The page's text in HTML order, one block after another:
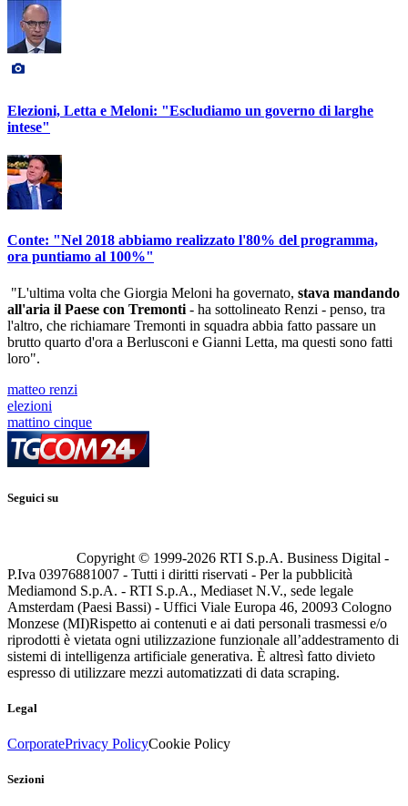
Elezioni, Letta e Meloni: "Escludiamo un governo di larghe
intese"
Conte: "Nel 2018 abbiamo realizzato l'80% del programma,
ora puntiamo al 100%"
"L'ultima volta che Giorgia Meloni ha governato, stava mandando
all'aria il Paese con Tremonti - ha sottolineato Renzi - penso, tra
l'altro, che richiamare Tremonti in squadra abbia fatto passare un
brutto quarto d'ora a Berlusconi e Gianni Letta, ma questi sono fatti
loro".
matteo renzi
elezioni
mattino cinque
Seguici su
Copyright © 1999-2026 RTI S.p.A. Business Digital -
P.Iva 03976881007 - Tutti i diritti riservati - Per la pubblicità
Mediamond S.p.A. - RTI S.p.A., Mediaset N.V., sede legale
Amsterdam (Paesi Bassi) - Uffici Viale Europa 46, 20093 Cologno
Monzese (MI)Rispetto ai contenuti e ai dati personali trasmessi e/o
riprodotti è vietata ogni utilizzazione funzionale all’addestramento di
sistemi di intelligenza artificiale generativa. È altresì fatto divieto
espresso di utilizzare mezzi automatizzati di data scraping.
Legal
CorporatePrivacy PolicyCookie Policy
Sezioni